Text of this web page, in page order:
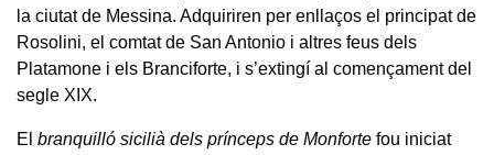
la ciutat de Messina. Adquiriren per enllaços el principat de
Rosolini, el comtat de San Antonio i altres feus dels
Platamone i els Branciforte, i s’extingí al començament del
segle XIX.
El branquilló sicilià dels prínceps de Monforte fou iniciat